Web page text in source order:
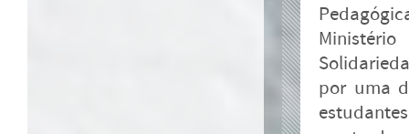
por uma